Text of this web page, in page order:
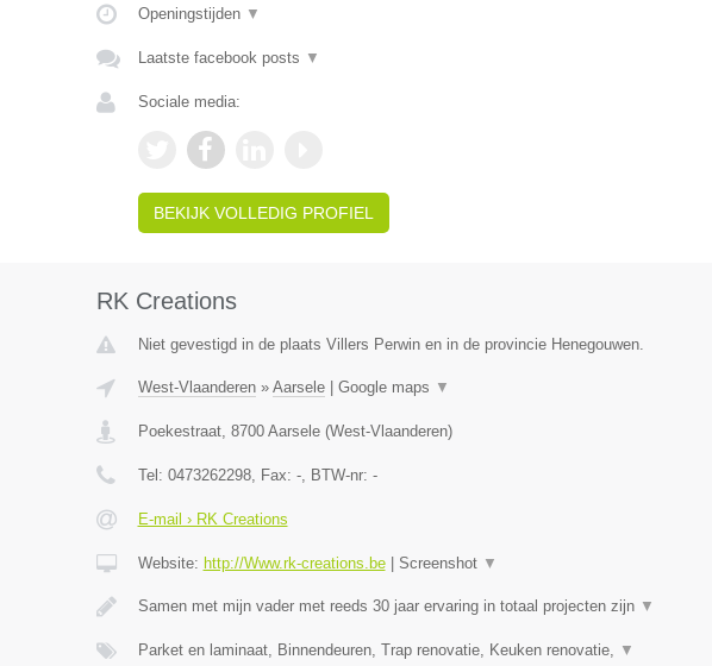
Openingstijden ▼
Laatste facebook posts ▼
Sociale media:
BEKIJK VOLLEDIG PROFIEL
RK Creations
Niet gevestigd in de plaats Villers Perwin en in de provincie Henegouwen.
West-Vlaanderen» Aarsele| Google maps ▼
Poekestraat, 8700 Aarsele(West-Vlaanderen)
Tel: 0473262298, Fax: -, BTW-nr: -
E-mail › RK Creations
Website: http://Www.rk-creations.be| Screenshot ▼
Samen met mijn vader met reeds 30 jaar ervaring in totaal projecten zijn ▼
Parket en laminaat, Binnendeuren, Trap renovatie, Keuken renovatie, ▼